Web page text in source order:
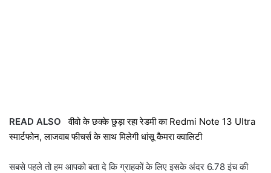
READ ALSO
वीवो के छक्के छुड़ा रहा रेडमी का Redmi Note 13 Ultra
स्मार्टफोन, लाजवाब फीचर्स के साथ मिलेगी धांसू कैमरा क्वालिटी
सबसे पहले तो हम आपको बता दे कि ग्राहकों के लिए इसके अंदर 6.78 इंच की